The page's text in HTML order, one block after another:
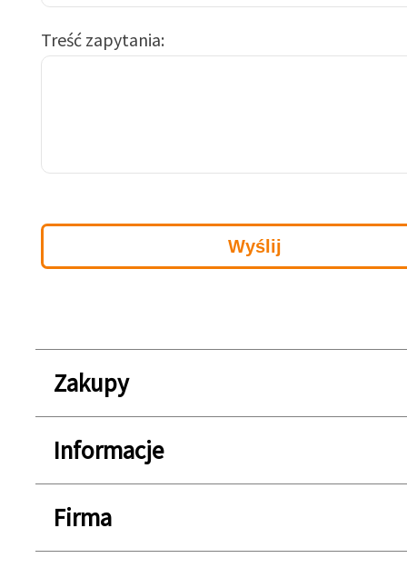
Treść zapytania
Zakupy
Informacje
Firma